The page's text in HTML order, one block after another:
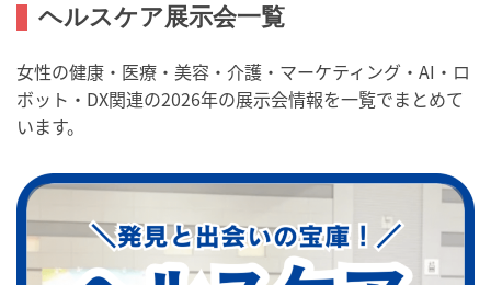
ヘルスケア展示会一覧
女性の健康・医療・美容・介護・マーケティング・AI・ロ
ボット・DX関連の2026年の展示会情報を一覧でまとめて
います。